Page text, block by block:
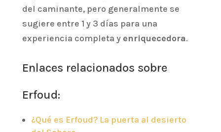
del caminante, pero generalmente se
sugiere entre 1 y 3 días para una
experiencia completa y enriquecedora.
Enlaces relacionados sobre
Erfoud:
¿Qué es Erfoud? La puerta al desierto